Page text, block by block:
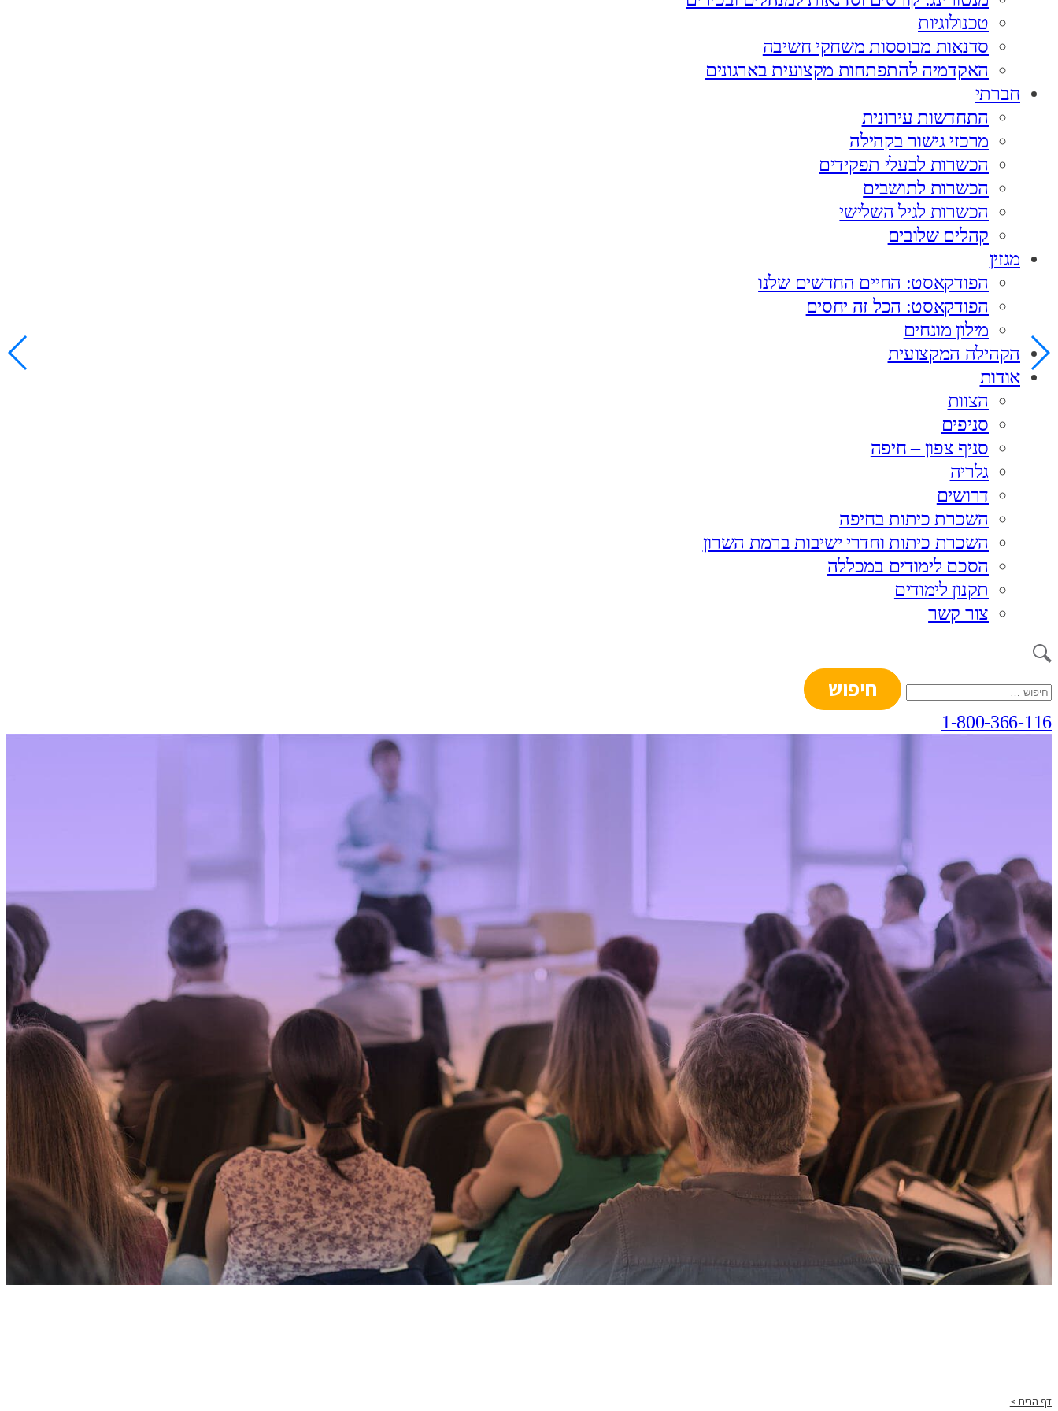
טכנולוגיות
סדנאות מבוססות משחקי חשיבה
האקדמיה להתפתחות מקצועית בארגונים
חברתי
התחדשות עירונית
מרכזי גישור בקהילה
הכשרות לבעלי תפקידים
הכשרות לתושבים
הכשרות לגיל השלישי
קהלים שלובים
מגזין
הפודקאסט: החיים החדשים שלנו
הפודקאסט: הכל זה יחסים
מילון מונחים
הקהילה המקצועית
אודות
הצוות
סניפים
סניף צפון – חיפה
גלריה
דרושים
השכרת כיתות בחיפה
השכרת כיתות וחדרי ישיבות ברמת השרון
הסכם לימודים במכללה
תקנון לימודים
צור קשר
חיפוש:
1-800-366-116
דף הבית >